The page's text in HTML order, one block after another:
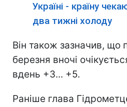
Україні - країну
два тижні холоду
Він також зазначив, що
березня вночі
вдень +3... +5.
Раніше глава